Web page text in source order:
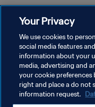
Your Privacy
We use cookies to
social media features
information about your
media, advertising and
your cookie
right and place a do not
information request.